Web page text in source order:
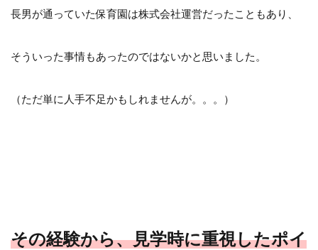
長男が通っていた保育園は株式会社運営だったこともあり、
そういった事情もあったのではないかと思いました。
（ただ単に人手不足かもしれませんが。。。）
その経験から、見学時に重視したポイ